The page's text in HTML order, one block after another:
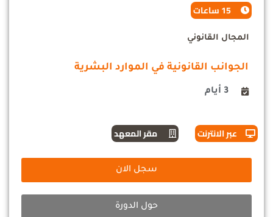
15 ساعات
المجال القانوني
الجوانب القانونية في الموارد البشرية
3 أيام
عبر الانترنت مقر المعهد
سجل الان
حول الدورة